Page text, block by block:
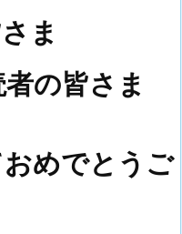
ま
の皆さま
めでとうご